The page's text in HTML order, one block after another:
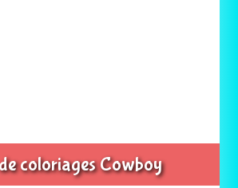
coloriages Cowboy